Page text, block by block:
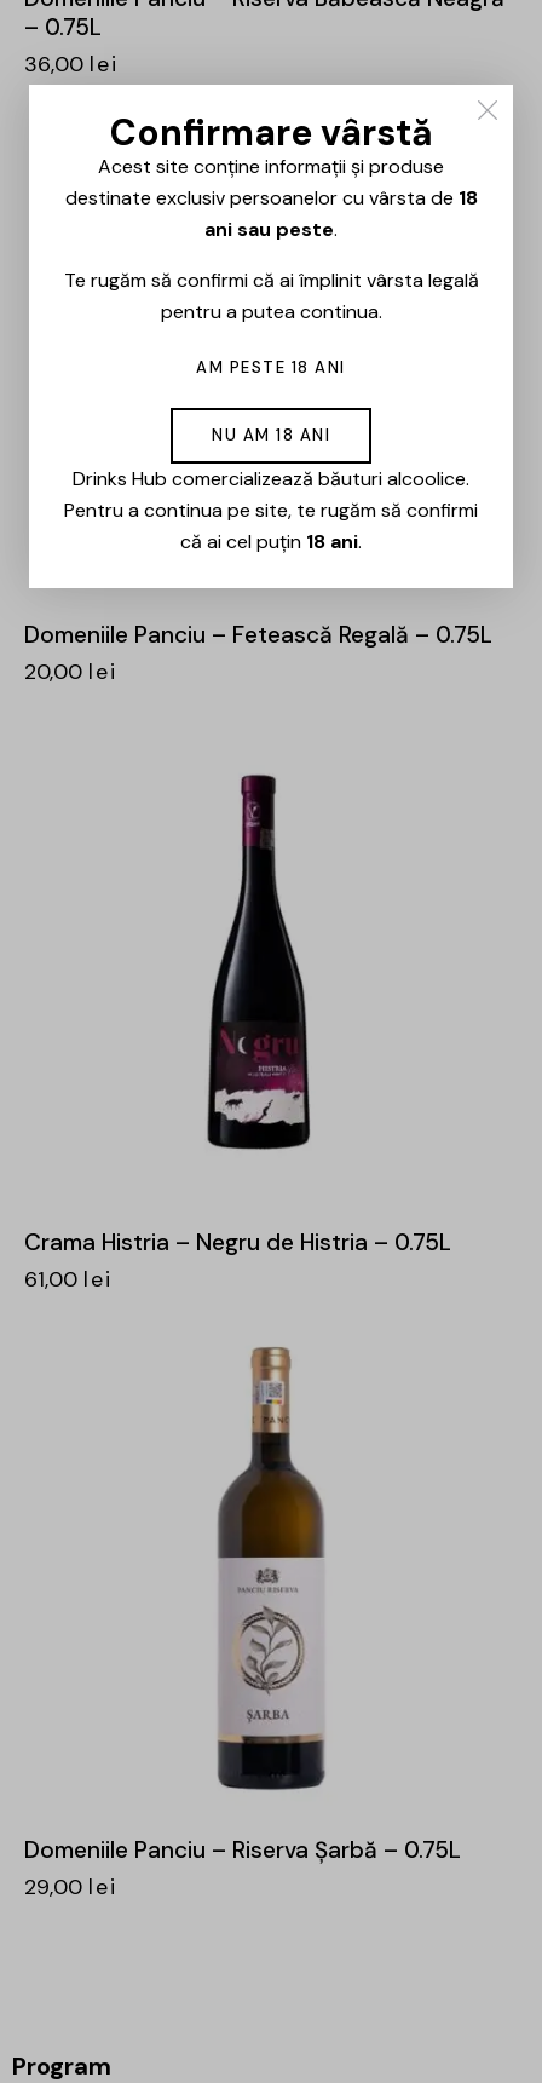
– 0.75L
36,00 lei
Domeniile Panciu – Fetească Regală – 0.75L
20,00 lei
Crama Histria – Negru de Histria – 0.75L
61,00 lei
Domeniile Panciu – Riserva Șarbă – 0.75L
29,00 lei
Program
Confirmare vârstă
Acest site conține informații și produse
destinate exclusiv persoanelor cu vârsta de 18
ani sau peste.
Te rugăm să confirmi că ai împlinit vârsta legală
pentru a putea continua.
AM PESTE 18 ANI
NU AM 18 ANI
Drinks Hub comercializează băuturi alcoolice.
Pentru a continua pe site, te rugăm să confirmi
că ai cel puțin 18 ani.